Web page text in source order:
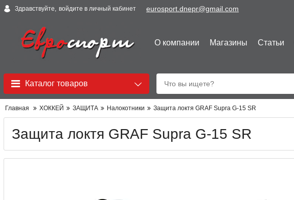
Здравствуйте, войдите в личный кабинет eurosport.dnepr@gmail.com
О компании Магазины Статьи
Каталог товаров
Главная ХОККЕЙ ЗАЩИТА Налокотники Защита локтя GRAF Supra G-15 SR
Защита локтя GRAF Supra G-15 SR